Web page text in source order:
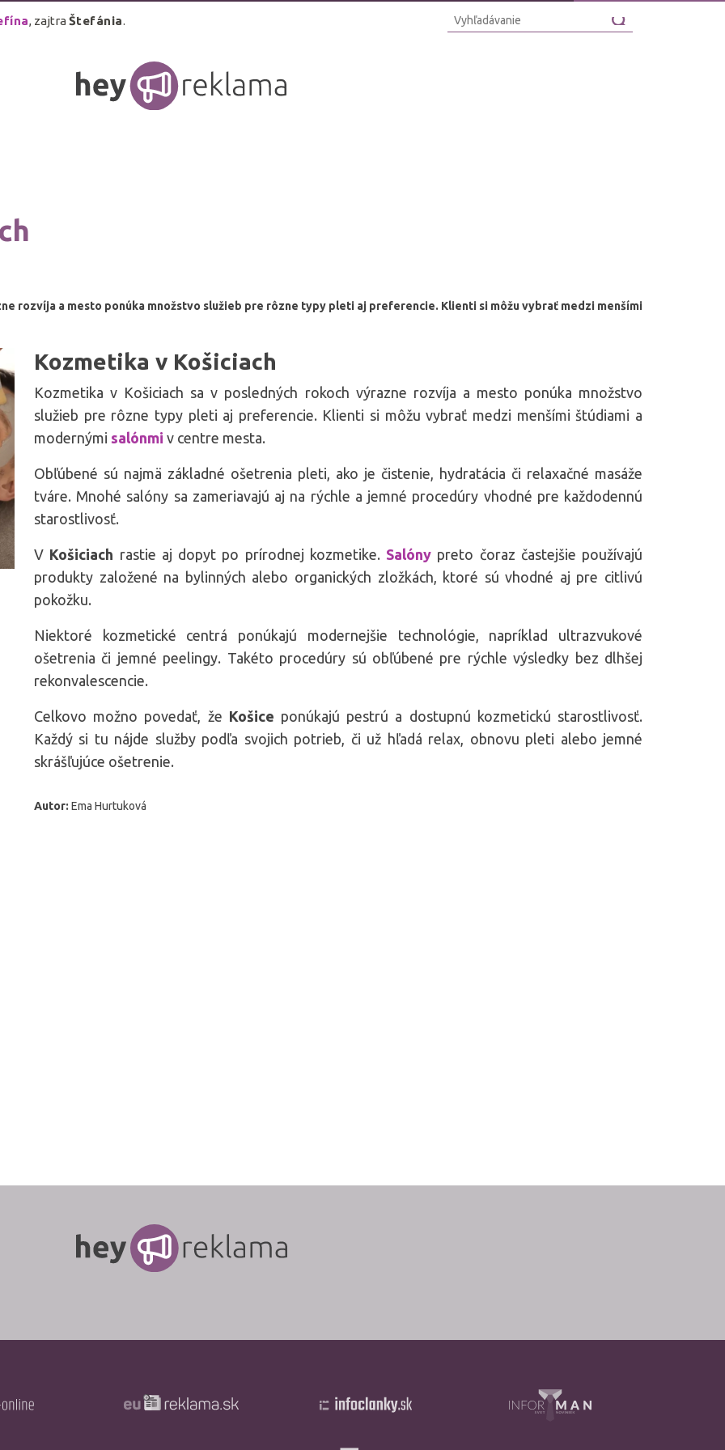
, zajtraŠtefánia.
rozvíja a mesto ponúka množstvo služieb pre rôzne typy pleti aj preferencie. Klienti si môžu vybrať medzi menšími
Kozmetika v Košiciach
Kozmetika v Košiciach sa v posledných rokoch výrazne rozvíja a mesto ponúka množstvo
služieb pre rôzne typy pleti aj preferencie. Klienti si môžu vybrať medzi menšími štúdiami a
modernými salónmi v centre mesta.
Obľúbené sú najmä základné ošetrenia pleti, ako je čistenie, hydratácia či relaxačné masáže
tváre. Mnohé salóny sa zameriavajú aj na rýchle a jemné procedúry vhodné pre každodennú
starostlivosť.
V Košiciach rastie aj dopyt po prírodnej kozmetike. Salóny preto čoraz častejšie používajú
produkty založené na bylinných alebo organických zložkách, ktoré sú vhodné aj pre citlivú
pokožku.
Niektoré kozmetické centrá ponúkajú modernejšie technológie, napríklad ultrazvukové
ošetrenia či jemné peelingy. Takéto procedúry sú obľúbené pre rýchle výsledky bez dlhšej
rekonvalescencie.
Celkovo možno povedať, že Košice ponúkajú pestrú a dostupnú kozmetickú starostlivosť.
Každý si tu nájde služby podľa svojich potrieb, či už hľadá relax, obnovu pleti alebo jemné
skrášľujúce ošetrenie.
Autor: Ema Hurtuková